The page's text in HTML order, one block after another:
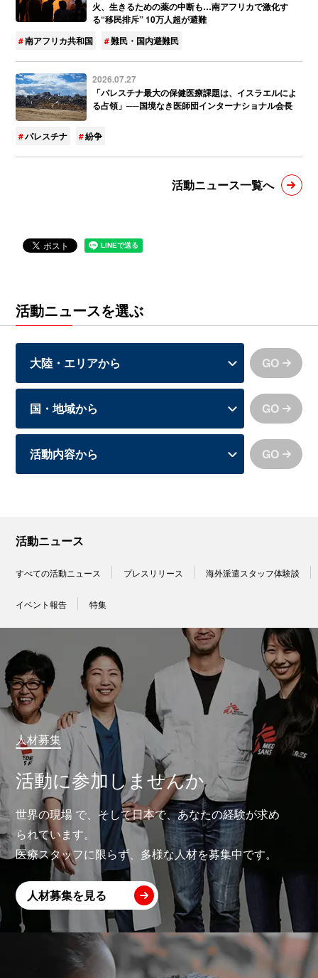
火、生きるための薬の中断も…南アフリカで激化す
る“移民排斥” 10万人超が避難
南アフリカ共和国
難民・国内避難民
2026.07.27
「パレスチナ最大の保健医療課題は、イスラエルによ
る占領」──国境なき医師団インターナショナル会長
パレスチナ 紛争
活動ニュース一覧へ
活動ニュースを選ぶ
GO
GO
GO
活動ニュース
すべての活動ニュース プレスリリース 海外派遣スタッフ体験談
イベント報告 特集
人材募集
活動に参加しませんか
世界の現場 で、そして日本で、あなたの経験が求め
られています。
医療スタッフに限らず、多様な人材を募集中です。
人材募集を見る